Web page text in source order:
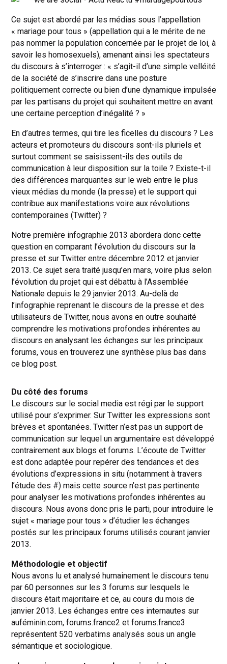
Ce sujet est abordé par les médias sous l’appellation
« mariage pour tous » (appellation qui a le mérite de ne
pas nommer la population concernée par le projet de loi, à
savoir les homosexuels), amenant ainsi les spectateurs
du discours à s’interroger : « s’agit-il d’une simple velléité
de la société de s’inscrire dans une posture
politiquement correcte ou bien d’une dynamique impulsée
par les partisans du projet qui souhaitent mettre en avant
une certaine perception d’inégalité ? »
En d’autres termes, qui tire les ficelles du discours ? Les
acteurs et promoteurs du discours sont-ils pluriels et
surtout comment se saisissent-ils des outils de
communication à leur disposition sur la toile ? Existe-t-il
des différences marquantes sur le web entre le plus
vieux médias du monde (la presse) et le support qui
contribue aux manifestations voire aux révolutions
contemporaines (Twitter) ?
Notre première infographie 2013 abordera donc cette
question en comparant l’évolution du discours sur la
presse et sur Twitter entre décembre 2012 et janvier
2013. Ce sujet sera traité jusqu’en mars, voire plus selon
l’évolution du projet qui est débattu à l’Assemblée
Nationale depuis le 29 janvier 2013. Au-delà de
l’infographie reprenant le discours de la presse et des
utilisateurs de Twitter, nous avons en outre souhaité
comprendre les motivations profondes inhérentes au
discours en analysant les échanges sur les principaux
forums, vous en trouverez une synthèse plus bas dans
ce blog post.
Du côté des forums
Le discours sur le social media est régi par le support
utilisé pour s’exprimer. Sur Twitter les expressions sont
brèves et spontanées. Twitter n’est pas un support de
communication sur lequel un argumentaire est développé
contrairement aux blogs et forums. L’écoute de Twitter
est donc adaptée pour repérer des tendances et des
évolutions d’expressions in situ (notamment à travers
l’étude des #) mais cette source n’est pas pertinente
pour analyser les motivations profondes inhérentes au
discours. Nous avons donc pris le parti, pour introduire le
sujet « mariage pour tous » d’étudier les échanges
postés sur les principaux forums utilisés courant janvier
2013.
Méthodologie et objectif
Nous avons lu et analysé humainement le discours tenu
par 60 personnes sur les 3 forums sur lesquels le
discours était majoritaire et ce, au cours du mois de
janvier 2013. Les échanges entre ces internautes sur
auféminin.com, forums.france2 et forums.france3
représentent 520 verbatims analysés sous un angle
sémantique et sociologique.